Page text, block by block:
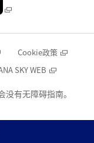
Cookie政策
SKY WEB
有无障碍指南。